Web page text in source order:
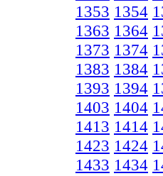
1353 1354
1363 1364
1373 1374
1383 1384
1393 1394
1403 1404
1413 1414
1423 1424
1433 1434